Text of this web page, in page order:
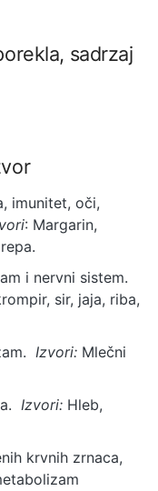
sadrzaj
imunitet, oči,
: Margarin,
i nervni sistem.
sir, jaja, riba,
Izvori: Mlečni
Izvori: Hleb,
krvnih zrnaca,